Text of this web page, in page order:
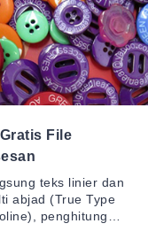
File
teks linier dan
abjad (True Type
penghitung